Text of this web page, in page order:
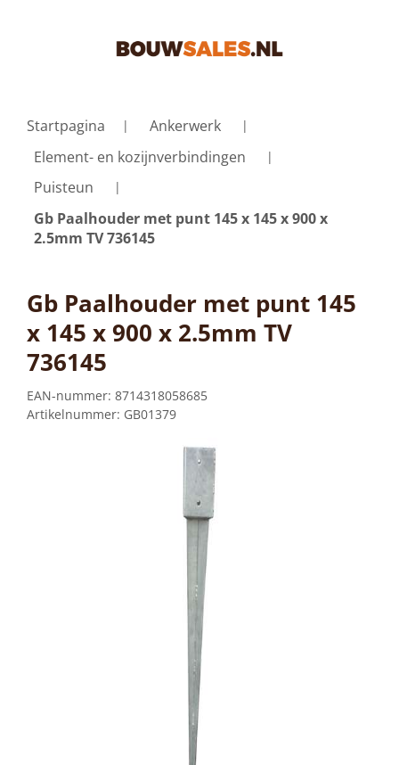
Startpagina
Ankerwerk
Element- en kozijnverbindingen
Puisteun
Gb Paalhouder met punt 145 x 145 x 900 x
2.5mm TV 736145
Gb Paalhouder met punt 145
x 145 x 900 x 2.5mm TV
736145
EAN-nummer: 8714318058685
Artikelnummer: GB01379